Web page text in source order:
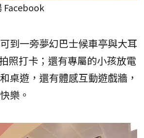
Facebook
到一旁夢幻巴士候車亭與大耳
照打卡；還有專屬的小孩放電
桌遊，還有體感互動遊戲牆，
樂。